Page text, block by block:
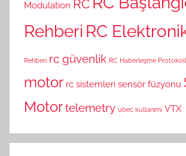
Modulation RC
Rehberi RC
Rehberi rc güvenlik RC Haberleşme
motor rc sistemleri sensör füzyonu
Motortelemetry ubec kullanımı VTX